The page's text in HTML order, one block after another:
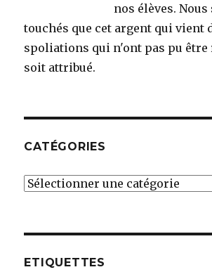
nos élèves. Nous
touchés que cet argent qui vient
spoliations qui n'ont pas pu être
soit attribué.
CATÉGORIES
Catégories
ETIQUETTES